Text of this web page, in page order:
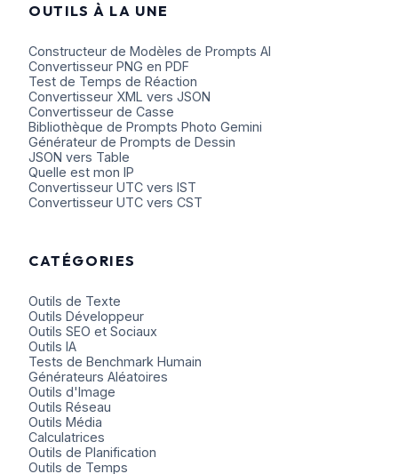
OUTILS À LA UNE
Constructeur de Modèles de Prompts AI
Convertisseur PNG en PDF
Test de Temps de Réaction
Convertisseur XML vers JSON
Convertisseur de Casse
Bibliothèque de Prompts Photo Gemini
Générateur de Prompts de Dessin
JSON vers Table
Quelle est mon IP
Convertisseur UTC vers IST
Convertisseur UTC vers CST
CATÉGORIES
Outils de Texte
Outils Développeur
Outils SEO et Sociaux
Outils IA
Tests de Benchmark Humain
Générateurs Aléatoires
Outils d'Image
Outils Réseau
Outils Média
Calculatrices
Outils de Planification
Outils de Temps